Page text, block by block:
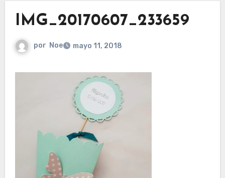
IMG_20170607_233659
por Noe mayo 11, 2018